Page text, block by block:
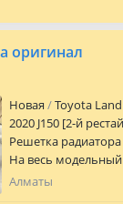
гарантия на весь
в Шымкенте и
вам! Надёжность,
оригинал
Новая
Toyota
2020 J150 [2-й
Решетка
На весь модельный
Бу оригинал, новый
Алматы